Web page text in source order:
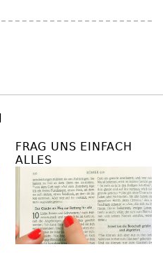
FRAG UNS EINFACH
ALLES